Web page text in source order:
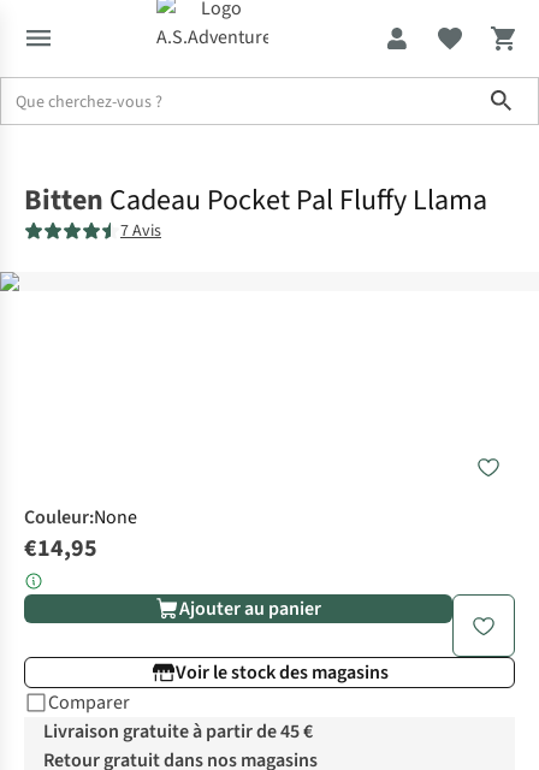
Bitten Cadeau Pocket Pal Fluffy Llama
7 Avis
Couleur:None
€14,95
Ajouter au panier
Voir le stock des magasins
Comparer
Livraison gratuite à partir de 45 €
Retour gratuit dans nos magasins